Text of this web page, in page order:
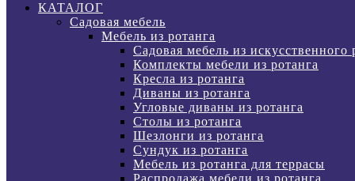
КАТАЛОГ
Садовая мебель
Мебель из ротанга
Садовая мебель из искусственного
Комплекты мебели из ротанга
Кресла из ротанга
Диваны из ротанга
Угловые диваны из ротанга
Столы из ротанга
Шезлонги из ротанга
Сундук из ротанга
Мебель из ротанга для террасы
Распродажа мебели из ротанга